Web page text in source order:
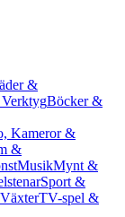
&
Böcker &
Kameror &
&
MusikMynt &
Sport &
TV-spel &